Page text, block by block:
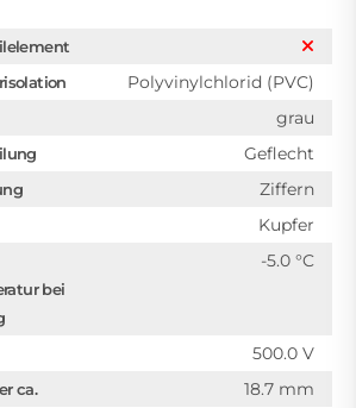
Polyvinylchlorid (PVC)
grau
Geflecht
Ziffern
Kupfer
bei
-5.0 °C
500.0 V
ca. 18.7 mm